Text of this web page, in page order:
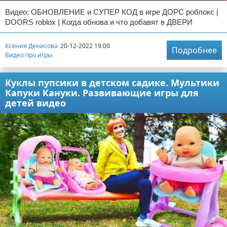
Видео: ОБНОВЛЕНИЕ и СУПЕР КОД в игре ДОРС роблокс |
DOORS roblox | Когда обнова и что добавят в ДВЕРИ
Ксения Денисова 20-12-2022 19:00
Видео про игры
Подробнее
Куклы пупсики в детском садике. Мультики
Капуки Кануки. Развивающие игры для
детей видео